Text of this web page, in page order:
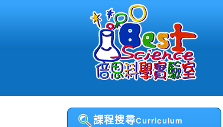
課程搜尋Curriculum